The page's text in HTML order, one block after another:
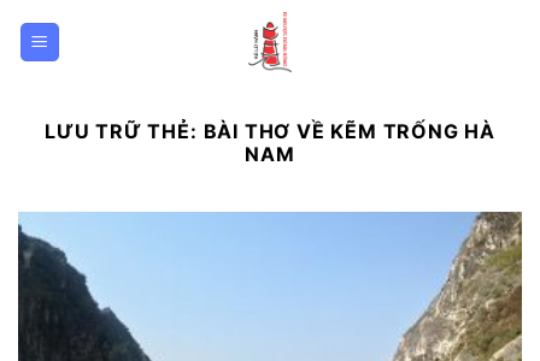
qua
LƯU TRỮ THẺ: BÀI THƠ VỀ KẼM TRỐNG HÀ
NAM